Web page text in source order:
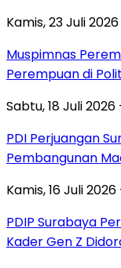
Kamis, 23 Juli
Muspimnas
Perempuan di
Sabtu, 18 Juli
PDI Perjuangan
Pembangunan
Kamis, 16 Juli 2026
PDIP Surabaya
Kader Gen Z